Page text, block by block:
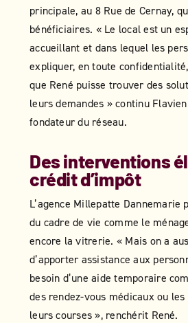
principale, au 8 Rue de Cernay,
bénéficiaires. « Le local est un
accueillant et dans lequel les
expliquer, en toute
que René puisse trouver des
leurs demandes » continu
fondateur du réseau.
Des interventions
crédit d’impôt
L’agence Millepatte Dannemarie
du cadre de vie comme le
encore la vitrerie. « Mais on a
d’apporter assistance aux
besoin d’une aide temporaire
des rendez-vous médicaux ou
leurs courses », renchérit René.